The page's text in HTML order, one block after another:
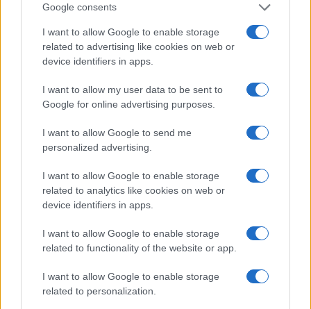
Google consents
I want to allow Google to enable storage
related to advertising like cookies on web or
device identifiers in apps.
I want to allow my user data to be sent to
Google for online advertising purposes.
I want to allow Google to send me
personalized advertising.
I want to allow Google to enable storage
related to analytics like cookies on web or
device identifiers in apps.
I want to allow Google to enable storage
related to functionality of the website or app.
I want to allow Google to enable storage
related to personalization.
Brentolie daalt naar 88.9 dollar: een week van dalende
grondstoffenprijzen
NEWS
Brentolie daalt naar 88.9 dollar: grondstoffen onder druk